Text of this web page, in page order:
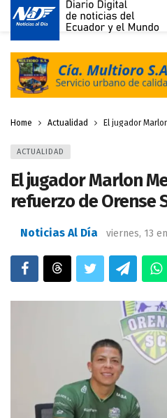
Home Actualidad El jugador
ACTUALIDAD
El jugador Marlon
refuerzo de Orense
Noticias Al Día viernes, 13